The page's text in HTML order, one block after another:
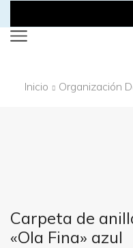
Inicio Organización
Carpeta de
«Ola Fina» azul